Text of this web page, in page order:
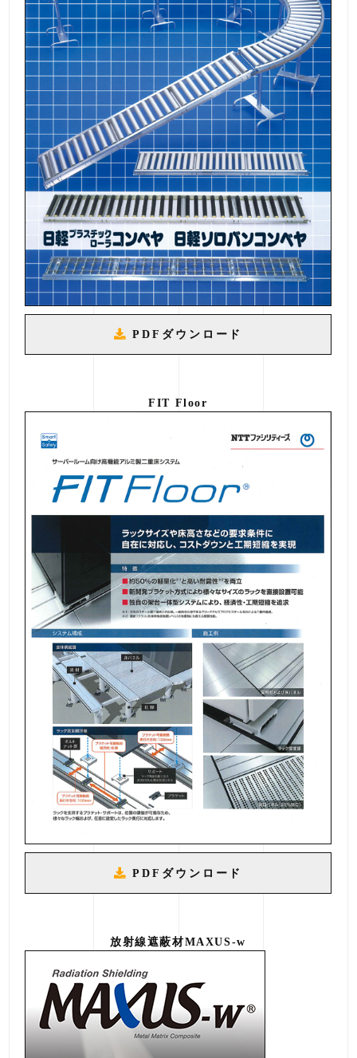
PDFダウンロード
FIT Floor
PDFダウンロード
放射線遮蔽材MAXUS-w